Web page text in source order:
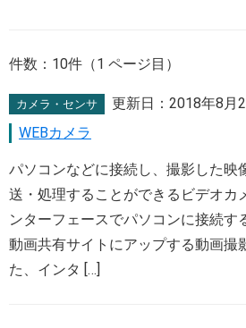
件数：10件（1 ページ目）
カメラ・センサ 更新日： 2018年8月
WEBカメラ
パソコンなどに接続し、撮影した映
送・処理することができるビデオカ
ンターフェースでパソコンに接続す
動画共有サイトにアップする動画撮
た、インタ […]